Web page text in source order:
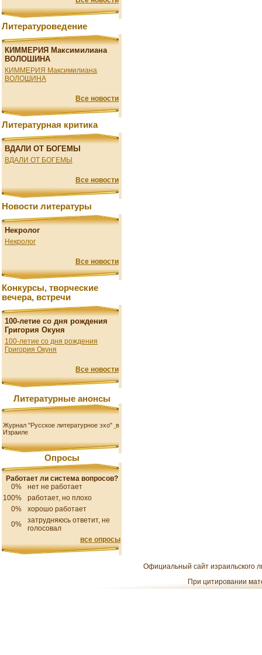
Литературоведение
КИММЕРИЯ Максимилиана
ВОЛОШИНА
КИММЕРИЯ Максимилиана
ВОЛОШИНА
Все новости
Литературная критика
ВДАЛИ ОТ БОГЕМЫ
ВДАЛИ ОТ БОГЕМЫ
Все новости
Новости литературы
Некролог
Некролог
Все новости
Конкурсы, творческие
вечера, встречи
100-летие со дня рождения
Григория Окуня
100-летие со дня рождения
Григория Окуня
Все новости
Литературные анонсы
Журнал "Русское литературное эхо" в
Израиле
Опросы
Работает ли система вопросов?
0%
нет не работает
100%
работает, но плохо
0%
хорошо работает
0%
затрудняюсь ответит, не
голосовал
все опросы
Официальный сайт израильского
При цитировании